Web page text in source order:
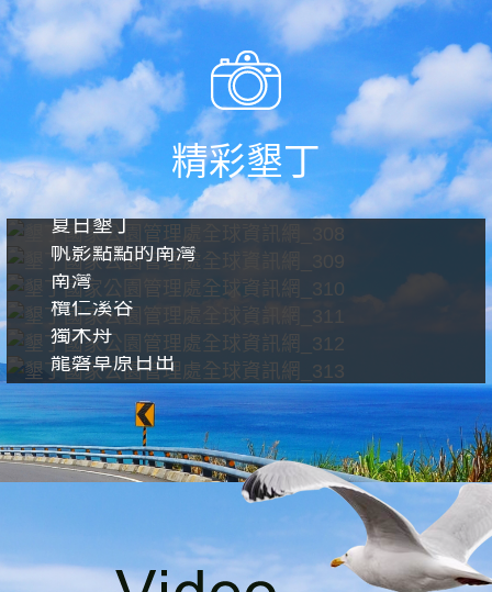
精彩墾丁
夏日墾丁
帆影點點的南灣
南灣
欖仁溪谷
獨木舟
龍磐草原日出